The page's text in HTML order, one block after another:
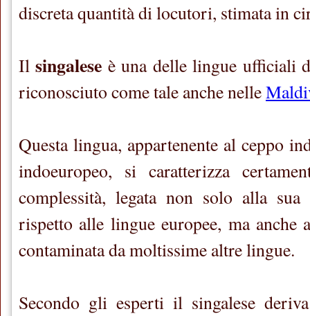
discreta quantità di locutori, stimata in
Ilsingalese è una delle lingue ufficiali
riconosciuto come tale anche nelle
Questa lingua, appartenente al ceppo
indoeuropeo, si caratterizza
complessità, legata non solo alla sua
rispetto alle lingue europee, ma anche
contaminata da moltissime altre lingue.
Secondo gli esperti il singalese